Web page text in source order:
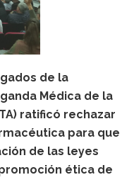
de la
Médica de la
ratificó rechazar
para que
de las leyes
ética de